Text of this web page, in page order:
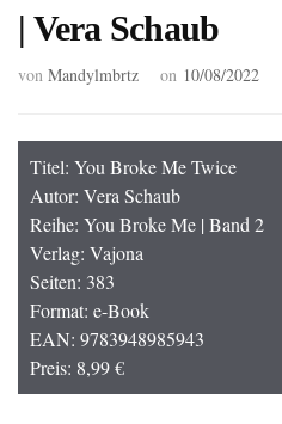
| Vera Schaub
von Mandylmbrtz on 10/08/2022
Titel: You Broke Me Twice
Autor: Vera Schaub
Reihe: You Broke Me | Band 2
Verlag: Vajona
Seiten: 383
Format: e-Book
EAN: 9783948985943
Preis: 8,99 €